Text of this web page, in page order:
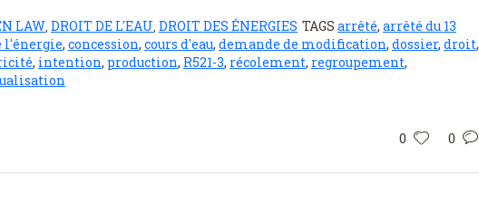
LAW, DROIT DE L'EAU, DROIT DES ÉNERGIES TAGS arrêté, arrêté du 13
l'énergie, concession, cours d'eau, demande de modification, dossier, droit,
, intention, production, R521-3, récolement, regroupement,
0 0